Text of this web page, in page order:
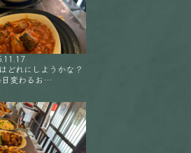
どれにしようかな？
変わるお…